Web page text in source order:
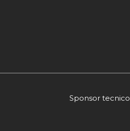
Sponsor tecnico